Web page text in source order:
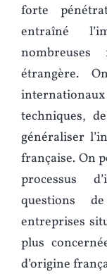
forte
entraîné
nombreuses
étrangère.
techniques,
généraliser
française. On
processus
questions
entreprises
plus
d’origine